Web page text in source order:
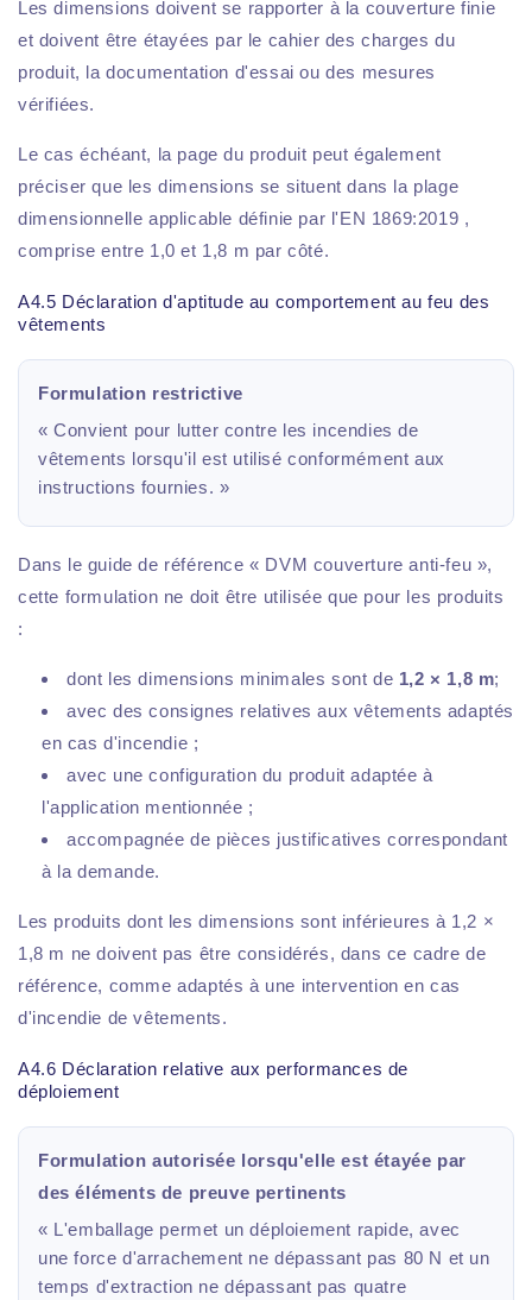
Les dimensions doivent se rapporter à la couverture finie
et doivent être étayées par le cahier des charges du
produit, la documentation d'essai ou des mesures
vérifiées.
Le cas échéant, la page du produit peut également
préciser que les dimensions se situent dans la plage
dimensionnelle applicable définie par l'EN 1869:2019 ,
comprise entre 1,0 et 1,8 m par côté.
A4.5 Déclaration d'aptitude au comportement au feu des
vêtements
Formulation restrictive
« Convient pour lutter contre les incendies de
vêtements lorsqu'il est utilisé conformément aux
instructions fournies. »
Dans le guide de référence « DVM couverture anti-feu »,
cette formulation ne doit être utilisée que pour les produits
:
dont les dimensions minimales sont de 1,2 × 1,8 m;
avec des consignes relatives aux vêtements adaptés
en cas d'incendie ;
avec une configuration du produit adaptée à
l'application mentionnée ;
accompagnée de pièces justificatives correspondant
à la demande.
Les produits dont les dimensions sont inférieures à 1,2 ×
1,8 m ne doivent pas être considérés, dans ce cadre de
référence, comme adaptés à une intervention en cas
d'incendie de vêtements.
A4.6 Déclaration relative aux performances de
déploiement
Formulation autorisée lorsqu'elle est étayée par
des éléments de preuve pertinents
« L'emballage permet un déploiement rapide, avec
une force d'arrachement ne dépassant pas 80 N et un
temps d'extraction ne dépassant pas quatre